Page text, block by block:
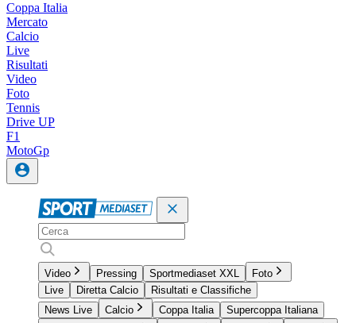
Coppa Italia
Mercato
Calcio
Live
Risultati
Video
Foto
Tennis
Drive UP
F1
MotoGp
Video Pressing Sportmediaset XXL
Foto
Live
Diretta Calcio
Risultati e Classifiche
News Live
Calcio Coppa Italia
Supercoppa Italiana